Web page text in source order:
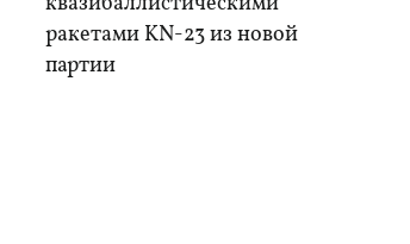
ракетами KN-23 из новой
партии